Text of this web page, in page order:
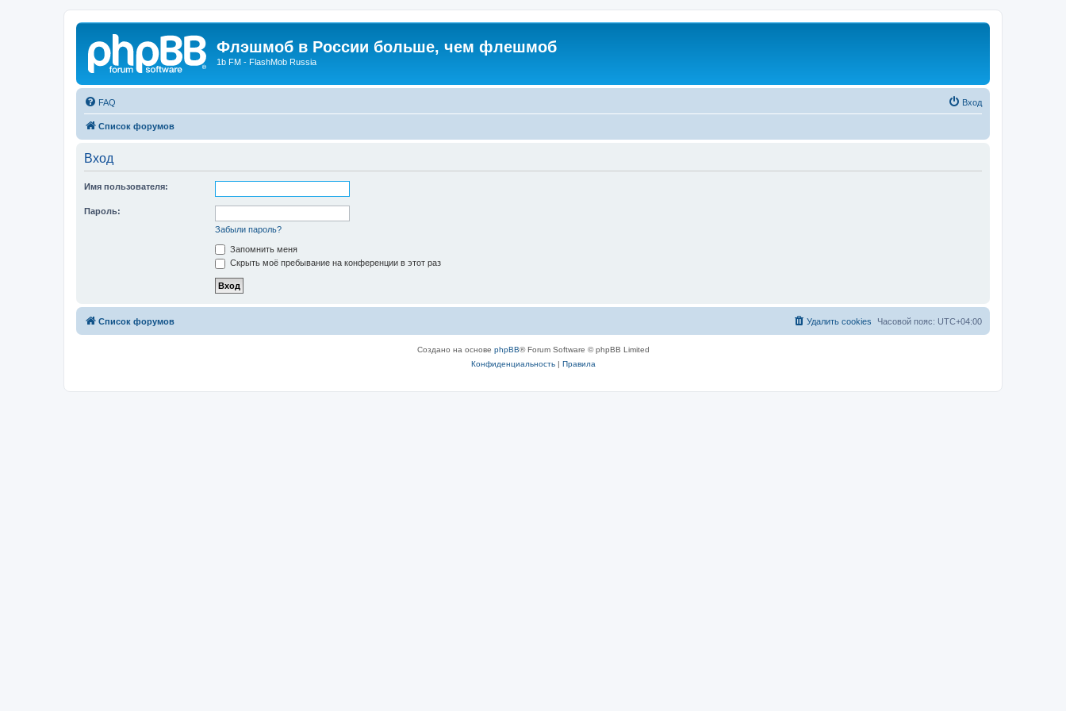
Флэшмоб в России больше, чем флешмоб
1b FM - FlashMob Russia
FAQ Вход
Список форумов
Вход
Имя пользователя:
Пароль:
Забыли пароль?
Запомнить меня
Скрыть моё пребывание на конференции в этот раз
Список форумов Часовой пояс: UTC+04:00
Удалить cookies
Создано на основе phpBB® Forum Software © phpBB Limited
Конфиденциальность| Правила